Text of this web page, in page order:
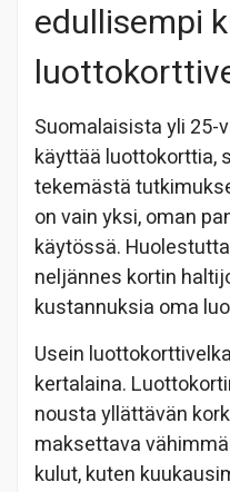
edullisempi
Suomalaisista yli 25-
käyttää luottokorttia,
tekemästä
on vain yksi, oman
käytössä.
neljännes kortin
kustannuksia oma
Usein
kertalaina.
nousta yllättävän
maksettava
kulut, kuten